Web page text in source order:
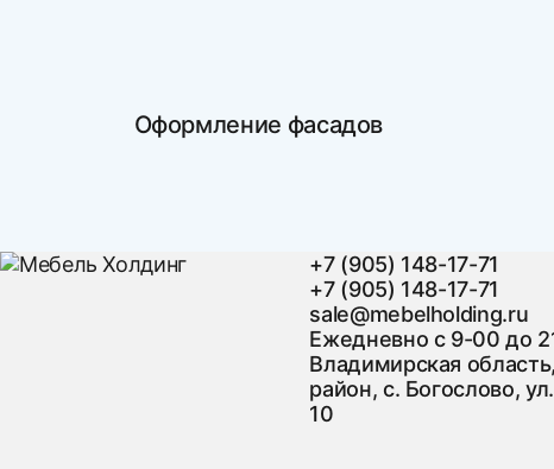
Оформление фасадов
+7 (905) 148-17-71
+7 (905) 148-17-71
sale@mebelholding.ru
Ежедневно с 9-00 до
Владимирская
район, с. Богослово,
10